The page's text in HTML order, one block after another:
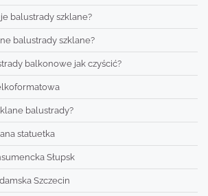
balustrady szklane?
balustrady szklane?
balkonowe jak czyścić?
balustrady?
statuetka
Słupsk
Szczecin